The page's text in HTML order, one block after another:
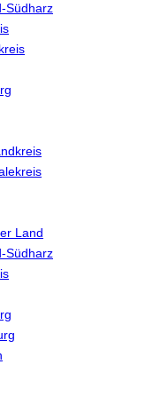
Südharz
Land
Südharz